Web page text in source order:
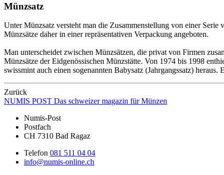
Münzsatz
Unter Münzsatz versteht man die Zusammenstellung von einer
Münzsätze daher in einer repräsentativen Verpackung angeboten.
Man unterscheidet zwischen Münzsätzen, die privat von Firmen
Münzsätze der Eidgenössischen Münzstätte. Von 1974 bis 1998
swissmint auch einen sogenannten Babysatz (Jahrgangssatz)
Zurück
NUMIS POST Das schweizer magazin für Münzen
Numis-Post
Postfach
CH 7310 Bad Ragaz
Telefon 081 511 04 04
info@numis-online.ch